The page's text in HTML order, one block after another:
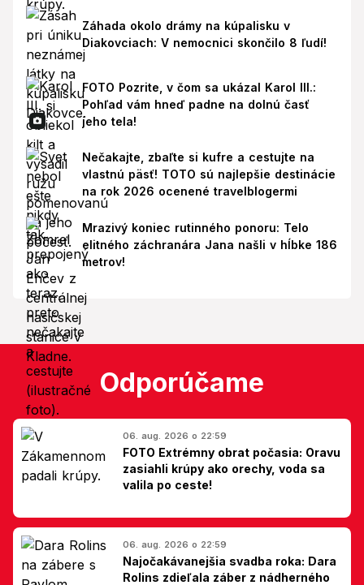
Záhada okolo drámy na kúpalisku v
Diakovciach: V nemocnici skončilo 8 ľudí!
FOTO Pozrite, v čom sa ukázal Karol III.:
Pohľad vám hneď padne na dolnú časť
jeho tela!
Nečakajte, zbaľte si kufre a cestujte na
vlastnú päsť! TOTO sú najlepšie destinácie
na rok 2026 ocenené travelblogermi
Mrazivý koniec rutinného ponoru: Telo
elitného záchranára Jana našli v hĺbke 186
metrov!
Odporúčame
06. aug. 2026 o 22:59
FOTO Extrémny obrat počasia: Oravu
zasiahli krúpy ako orechy, voda sa
valila po ceste!
06. aug. 2026 o 22:59
Najočakávanejšia svadba roka: Dara
Rolins zdieľala záber z nádherného